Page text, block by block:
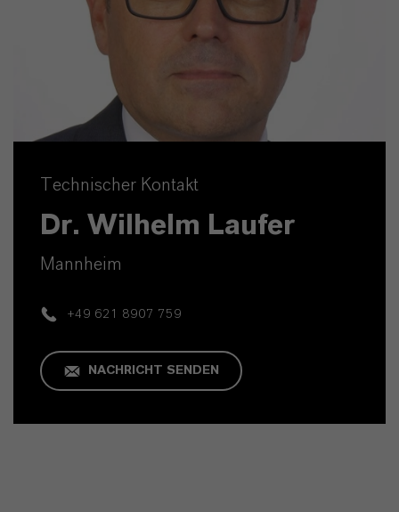
Technischer Kontakt
Dr. Wilhelm Laufer
Mannheim
+49 621 8907 759
NACHRICHT SENDEN